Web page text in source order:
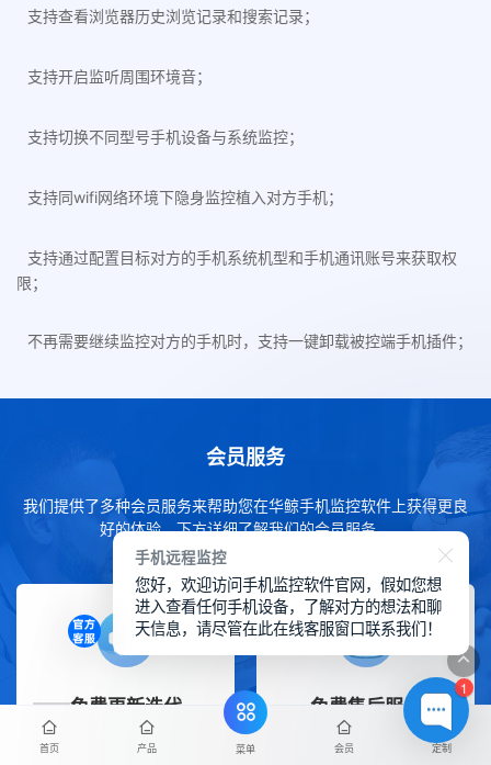
支持查看浏览器历史浏览记录和搜索记录；
支持开启监听周围环境音；
支持切换不同型号手机设备与系统监控；
支持同wifi网络环境下隐身监控植入对方手机；
支持通过配置目标对方的手机系统机型和手机通讯账号来获取权
限；
不再需要继续监控对方的手机时，支持一键卸载被控端手机插件；
会员服务
我们提供了多种会员服务来帮助您在华鲸手机监控软件上获得更良
好的体验，下方详细了解我们的会员服务。
免费更新迭代
华鲸拥有多年的监控软件
免费售后服务
一对一售后技术服务支
首页 产品 菜单 会员 定制
1
手机远程监控
您好，欢迎访问手机监控软件官网，假如您想
进入查看任何手机设备，了解对方的想法和聊
天信息，请尽管在此在线客服窗口联系我们！